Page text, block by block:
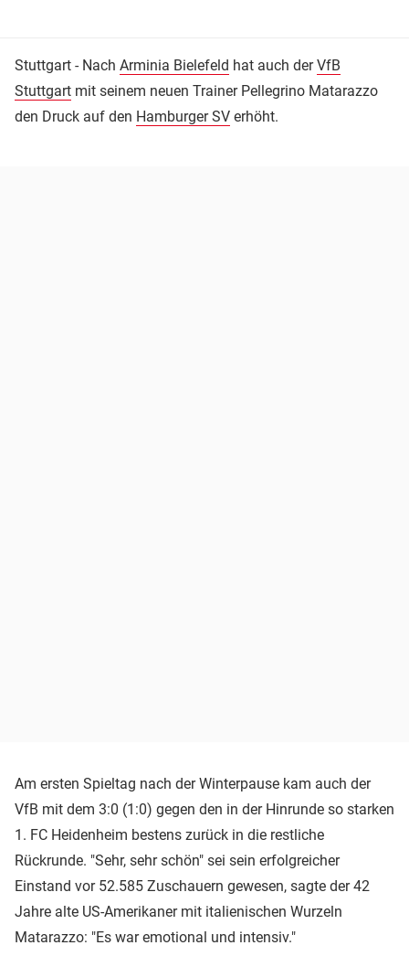
Stuttgart - Nach Arminia Bielefeld hat auch derVfB
Stuttgart mit seinem neuen Trainer Pellegrino Matarazzo
den Druck auf den Hamburger SV erhöht.
Am ersten Spieltag nach der Winterpause kam auch der
VfB mit dem 3:0 (1:0) gegen den in der Hinrunde so starken
1. FC Heidenheim bestens zurück in die restliche
Rückrunde. "Sehr, sehr schön" sei sein erfolgreicher
Einstand vor 52.585 Zuschauern gewesen, sagte der 42
Jahre alte US-Amerikaner mit italienischen Wurzeln
Matarazzo: "Es war emotional und intensiv."